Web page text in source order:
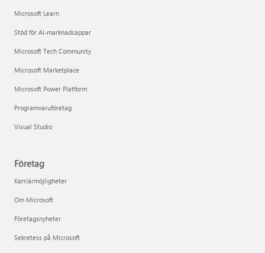
Microsoft Learn
Stöd för AI-marknadsappar
Microsoft Tech Community
Microsoft Marketplace
Microsoft Power Platform
Programvaruföretag
Visual Studio
Företag
Karriärmöjligheter
Om Microsoft
Företagsnyheter
Sekretess på Microsoft